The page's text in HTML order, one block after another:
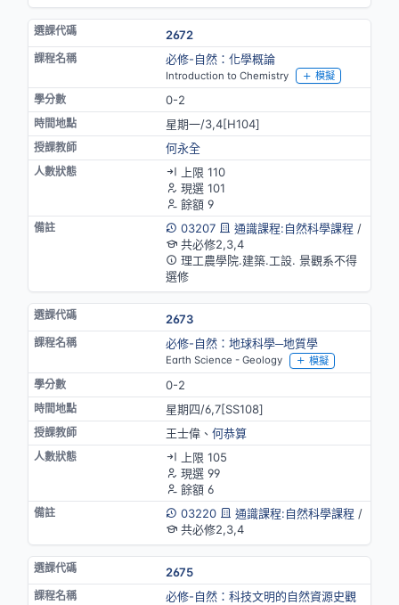
2672
必修-自然：化學概論
Introduction to Chemistry 模擬
0-2
星期一/3,4[H104]
何永全
上限 110
現選 101
餘額 9
03207
通識課程:自然科學課程 /
共必修2,3,4
理工農學院.建築.工設. 景觀系不得
選修
2673
必修-自然：地球科學─地質學
Earth Science - Geology 模擬
0-2
星期四/6,7[SS108]
王士偉、 何恭算
上限 105
現選 99
餘額 6
03220
通識課程:自然科學課程 /
共必修2,3,4
2675
必修-自然：科技文明的自然資源史觀